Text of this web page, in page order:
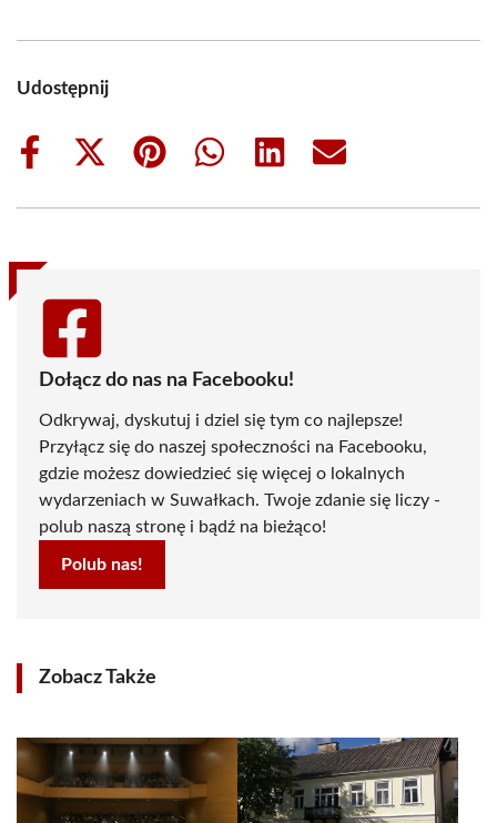
Udostępnij
Share
Share
(Twitter)
Share
Share
Share
Share
Dołącz do nas na Facebooku!
Odkrywaj, dyskutuj i dziel się tym co najlepsze!
Przyłącz się do naszej społeczności na Facebooku,
gdzie możesz dowiedzieć się więcej o lokalnych
wydarzeniach w Suwałkach. Twoje zdanie się liczy -
polub naszą stronę i bądź na bieżąco!
Polub nas!
Zobacz Także